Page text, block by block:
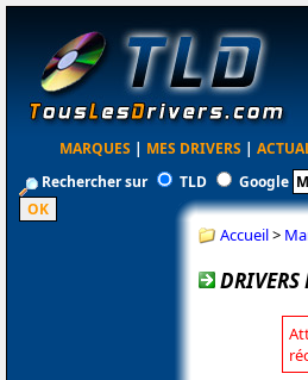
MARQUES | MES DRIVERS |
Rechercher sur
TLD Google
Accueil>